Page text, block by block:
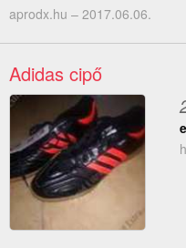
aprodx.hu – 2017.06.06.
Adidas cipő